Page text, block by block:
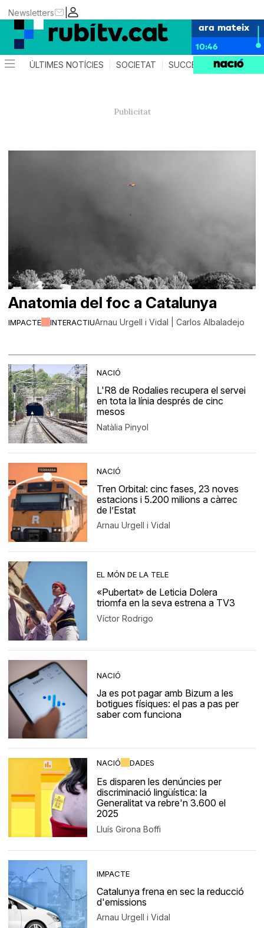
|
Newsletters
ara mateix
10:46
ÚLTIMES NOTÍCIES SOCIETAT SUCCESSOS
IMPACTE INTERACTIU
Anatomia del foc a Catalunya
Arnau Urgell i Vidal | Carlos Albaladejo
NACIÓ
L'R8 de Rodalies recupera el servei
en tota la línia després de cinc
mesos
Natàlia Pinyol
NACIÓ
Tren Orbital: cinc fases, 23 noves
estacions i 5.200 milions a càrrec
de l’Estat
Arnau Urgell i Vidal
EL MÓN DE LA TELE
«Pubertat» de Leticia Dolera
triomfa en la seva estrena a TV3
Víctor Rodrigo
NACIÓ
Ja es pot pagar amb Bizum a les
botigues físiques: el pas a pas per
saber com funciona
NACIÓ DADES
Es disparen les denúncies per
discriminació lingüística: la
Generalitat va rebre'n 3.600 el
2025
Lluís Girona Boffi
IMPACTE
Catalunya frena en sec la reducció
d'emissions
Arnau Urgell i Vidal